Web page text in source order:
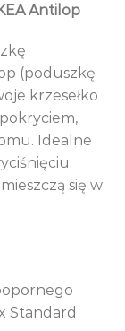
Antilop
(poduszkę
krzesełko
Idealne
się w
Standard